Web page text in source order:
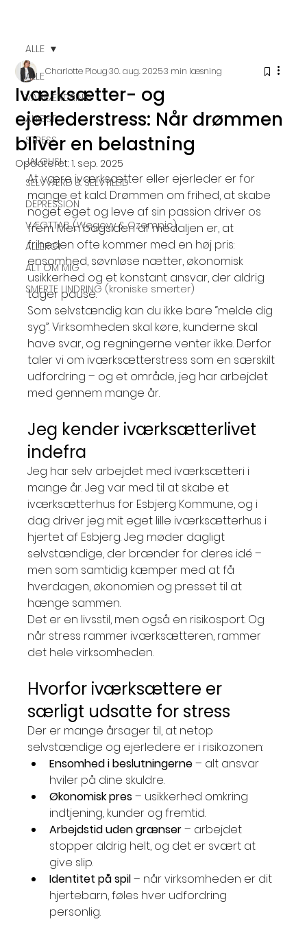
ALLE
VANEÆNDRING
ANGST
STRESS
JALOUSI
SELVVÆRD & SELVTILLID
DEPRESSION
VÆGTTAB (Wegovy & Ozempic)
ALLERGI
ALT OM MIG
SMERTE LINDRING (kroniske smerter)
ALLE
Iværksætter- og
ejerlederstress: Når drømmen
bliver en belastning
Charlotte Ploug30. aug. 20253 min læsning
Opdateret:1. sep. 2025
At være iværksætter eller ejerleder er for
mange et kald. Drømmen om frihed, at skabe
noget eget og leve af sin passion driver os
frem. Men bagsiden af medaljen er, at
friheden ofte kommer med en høj pris:
ensomhed, søvnløse nætter, økonomisk
usikkerhed og et konstant ansvar, der aldrig
tager pause.
Som selvstændig kan du ikke bare “melde dig
syg”. Virksomheden skal køre, kunderne skal
have svar, og regningerne venter ikke. Derfor
taler vi om iværksætterstress som en særskilt
udfordring – og et område, jeg har arbejdet
med gennem mange år.
Jeg kender iværksætterlivet
indefra
Jeg har selv arbejdet med iværksætteri i
mange år. Jeg var med til at skabe et
iværksætterhus for Esbjerg Kommune, og i
dag driver jeg mit eget lille iværksætterhus i
hjertet af Esbjerg. Jeg møder dagligt
selvstændige, der brænder for deres idé –
men som samtidig kæmper med at få
hverdagen, økonomien og presset til at
hænge sammen.
Det er en livsstil, men også en risikosport. Og
når stress rammer iværksætteren, rammer
det hele virksomheden.
Hvorfor iværksættere er
særligt udsatte for stress
Der er mange årsager til, at netop
selvstændige og ejerledere er i risikozonen:
Ensomhed i beslutningerne – alt ansvar
hviler på dine skuldre.
Økonomisk pres – usikkerhed omkring
indtjening, kunder og fremtid.
Arbejdstid uden grænser – arbejdet
stopper aldrig helt, og det er svært at
give slip.
Identitet på spil – når virksomheden er dit
hjertebarn, føles hver udfordring
personlig.